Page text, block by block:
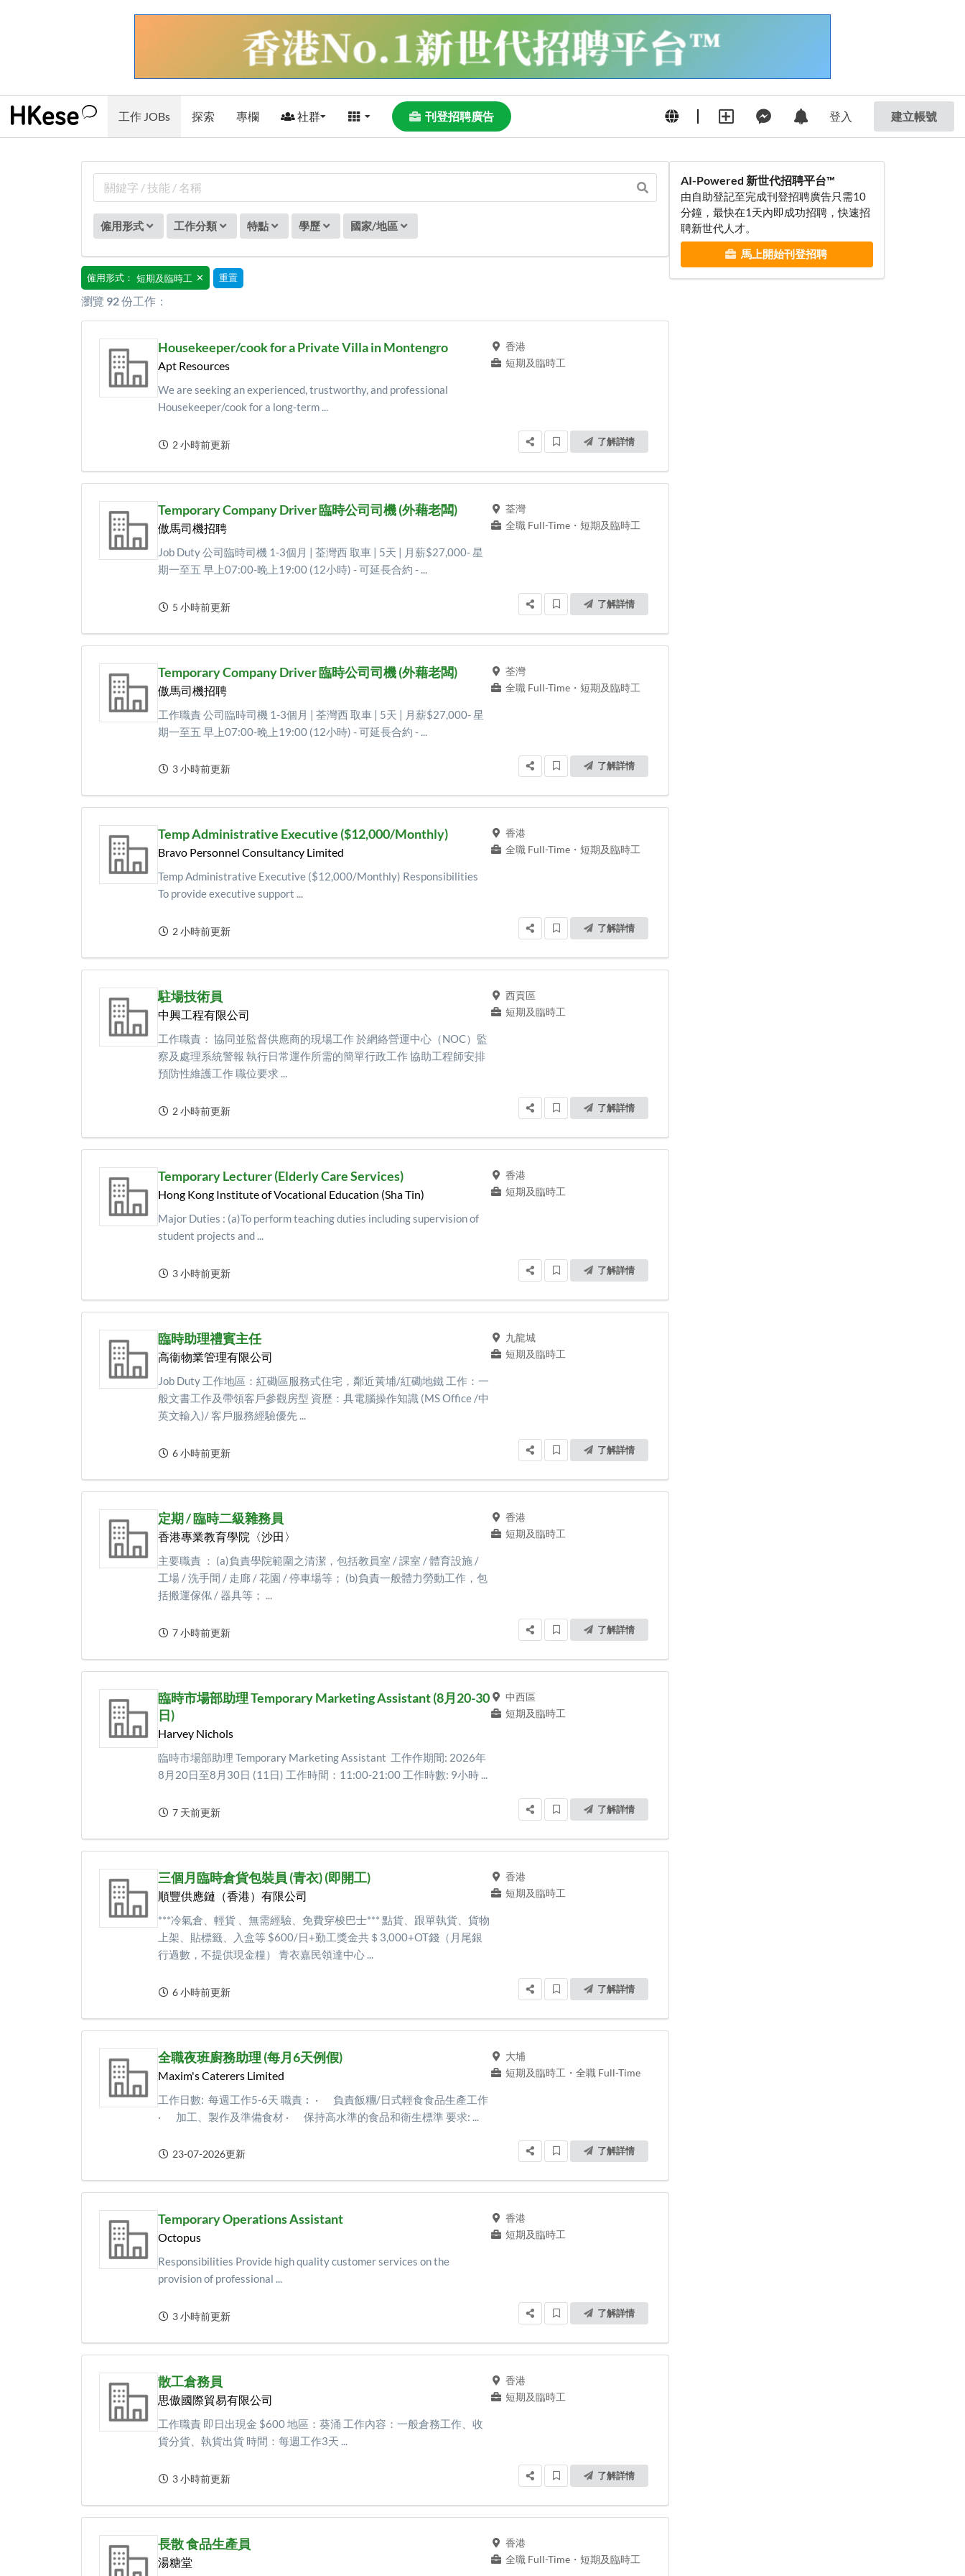
工作 JOBs 探索 專欄 社群 刊登招聘廣告 登入 建立帳號
僱用形式 工作分類 特點 學歷 國家/地區
僱用形式： 短期及臨時工 ✕ 重置
瀏覽 92份工作：
Housekeeper/cook for a Private Villa in Montengro
Apt Resources
We are seeking an experienced, trustworthy, and professional
Housekeeper/cook for a long-term ...
香港
短期及臨時工
2 小時前更新 了解詳情
Temporary Company Driver 臨時公司司機 (外藉老闆)
傲馬司機招聘
Job Duty 公司臨時司機 1-3個月 | 荃灣西 取車 | 5天 | 月薪$27,000- 星
期一至五 早上07:00-晚上19:00 (12小時) - 可延長合約 - ...
荃灣
全職 Full-Time・ 短期及臨時工
5 小時前更新 了解詳情
Temporary Company Driver 臨時公司司機 (外藉老闆)
傲馬司機招聘
工作職責 公司臨時司機 1-3個月 | 荃灣西 取車 | 5天 | 月薪$27,000- 星
期一至五 早上07:00-晚上19:00 (12小時) - 可延長合約 - ...
荃灣
全職 Full-Time・ 短期及臨時工
3 小時前更新 了解詳情
Temp Administrative Executive ($12,000/Monthly)
Bravo Personnel Consultancy Limited
Temp Administrative Executive ($12,000/Monthly) Responsibilities
To provide executive support ...
香港
全職 Full-Time・ 短期及臨時工
2 小時前更新 了解詳情
駐場技術員
中興工程有限公司
工作職責： 協同並監督供應商的現場工作 於網絡營運中心（NOC）監
察及處理系統警報 執行日常運作所需的簡單行政工作 協助工程師安排
預防性維護工作 職位要求 ...
西貢區
短期及臨時工
2 小時前更新 了解詳情
Temporary Lecturer (Elderly Care Services)
Hong Kong Institute of Vocational Education (Sha Tin)
Major Duties : (a)To perform teaching duties including supervision of
student projects and ...
香港
短期及臨時工
3 小時前更新 了解詳情
臨時助理禮賓主任
高衞物業管理有限公司
Job Duty 工作地區：紅磡區服務式住宅，鄰近黃埔/紅磡地鐵 工作：一
般文書工作及帶領客戶參觀房型 資歷：具電腦操作知識 (MS Office /中
英文輸入)/ 客戶服務經驗優先 ...
九龍城
短期及臨時工
6 小時前更新 了解詳情
定期 / 臨時二級雜務員
香港專業教育學院〈沙田〉
主要職責 ： (a)負責學院範圍之清潔，包括教員室 / 課室 / 體育設施 /
工場 / 洗手間 / 走廊 / 花園 / 停車場等； (b)負責一般體力勞動工作，包
括搬運傢俬 / 器具等； ...
香港
短期及臨時工
7 小時前更新 了解詳情
臨時市場部助理 Temporary Marketing Assistant (8月20-30
日)
Harvey Nichols
臨時市場部助理 Temporary Marketing Assistant 工作作期間: 2026年
8月20日至8月30日 (11日) 工作時間：11:00-21:00 工作時數: 9小時 ...
中西區
短期及臨時工
7 天前更新 了解詳情
三個月臨時倉貨包裝員 (青衣) (即開工)
順豐供應鏈（香港）有限公司
***冷氣倉、輕貨 、無需經驗、免費穿梭巴士*** 點貨、跟單執貨、貨物
上架、貼標籤、入盒等 $600/日+勤工獎金共＄3,000+OT錢（月尾銀
行過數，不提供現金糧） 青衣嘉民領達中心 ...
香港
短期及臨時工
6 小時前更新 了解詳情
全職夜班廚務助理 (每月6天例假)
Maxim's Caterers Limited
工作日數: 每週工作5-6天 職責︰ · 負責飯糰/日式輕食食品生產工作
· 加工、製作及準備食材 · 保持高水準的食品和衛生標準 要求: ...
大埔
短期及臨時工 ・ 全職 Full-Time
23-07-2026更新 了解詳情
Temporary Operations Assistant
Octopus
Responsibilities Provide high quality customer services on the
provision of professional ...
香港
短期及臨時工
3 小時前更新 了解詳情
散工倉務員
思傲國際貿易有限公司
工作職責 即日出現金 $600 地區：葵涌 工作內容：一般倉務工作、收
貨分貨、執貨出貨 時間：每週工作3天 ...
香港
短期及臨時工
3 小時前更新 了解詳情
長散 食品生產員
湯糖堂
香港
全職 Full-Time・ 短期及臨時工
AI-Powered 新世代招聘平台™
由自助登記至完成刊登招聘廣告只需10
分鐘，最快在1天內即成功招聘，快速招
聘新世代人才。
馬上開始刊登招聘